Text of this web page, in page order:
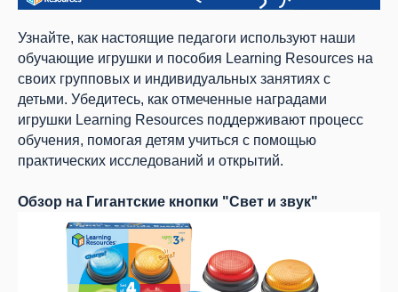
Узнайте, как настоящие педагоги используют наши
обучающие игрушки и пособия Learning Resources на
своих групповых и индивидуальных занятиях с
детьми. Убедитесь, как отмеченные наградами
игрушки Learning Resources поддерживают процесс
обучения, помогая детям учиться с помощью
практических исследований и открытий.
Обзор на Гигантские кнопки "Свет и звук"